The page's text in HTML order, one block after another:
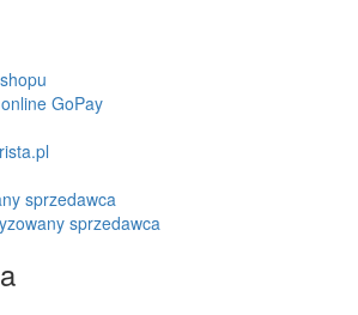
I love the message they wrote on the
they compiled a list of resources for me to